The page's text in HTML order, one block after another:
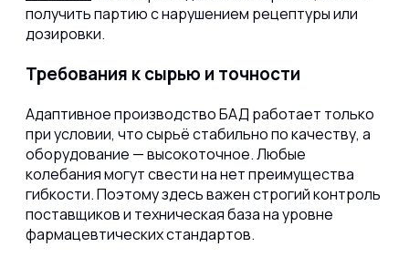
получить партию с нарушением рецептуры или
дозировки.
Требования к сырью и точности
Адаптивное производство БАД работает только
при условии, что сырьё стабильно по качеству, а
оборудование — высокоточное. Любые
колебания могут свести на нет преимущества
гибкости. Поэтому здесь важен строгий контроль
поставщиков и техническая база на уровне
фармацевтических стандартов.